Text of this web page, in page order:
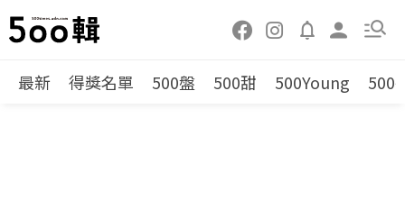
最新 得獎名單 500盤 500甜 500Young 500